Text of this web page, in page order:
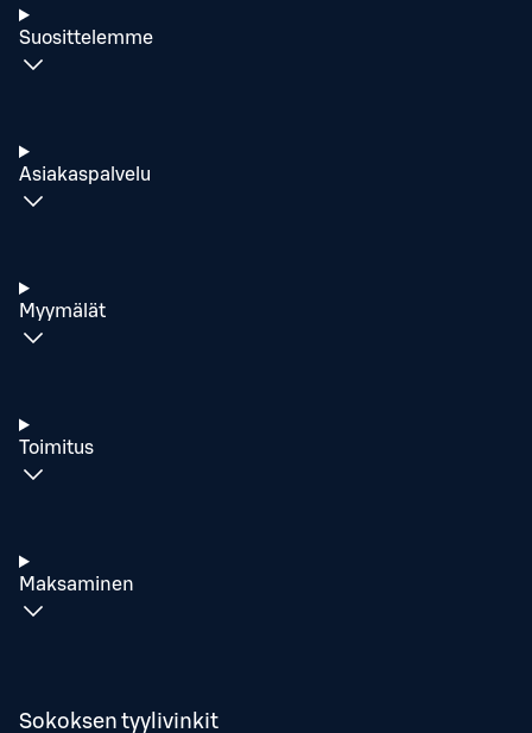
Suosittelemme
Asiakaspalvelu
Myymälät
Toimitus
Maksaminen
Sokoksen tyylivinkit